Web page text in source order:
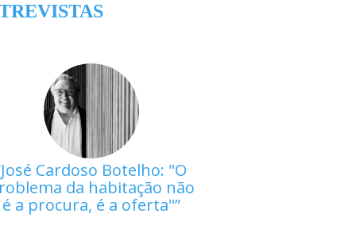
José Cardoso Botelho: "O
da habitação não
é a procura, é a oferta"